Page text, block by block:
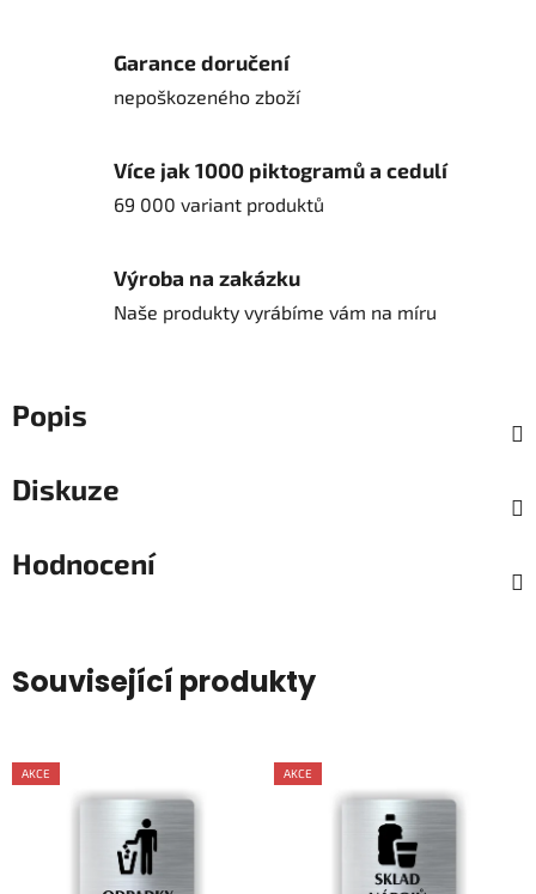
Garance doručení
nepoškozeného zboží
Více jak 1000 piktogramů a cedulí
69 000 variant produktů
Výroba na zakázku
Naše produkty vyrábíme vám na míru
Popis
Diskuze
Hodnocení
Související produkty
AKCE AKCE